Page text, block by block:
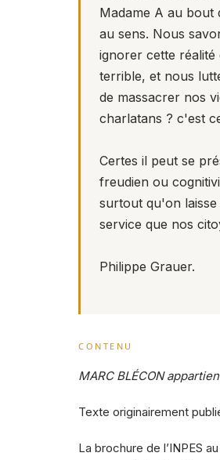
Madame A au bout
au sens. Nous
ignorer cette réalité
terrible, et nous
de massacrer nos
charlatans ? c'est
Certes il peut se
freudien ou
surtout qu'on
service que nos
Philippe Grauer.
CONTENU
MARC BLÉCON
Texte originairement
La brochure de l’INPES